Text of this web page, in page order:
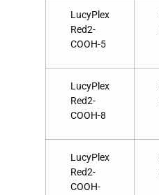
LucyPlex
Red2-
COOH-5
LucyPlex
Red2-
COOH-8
LucyPlex
Red2-
COOH-